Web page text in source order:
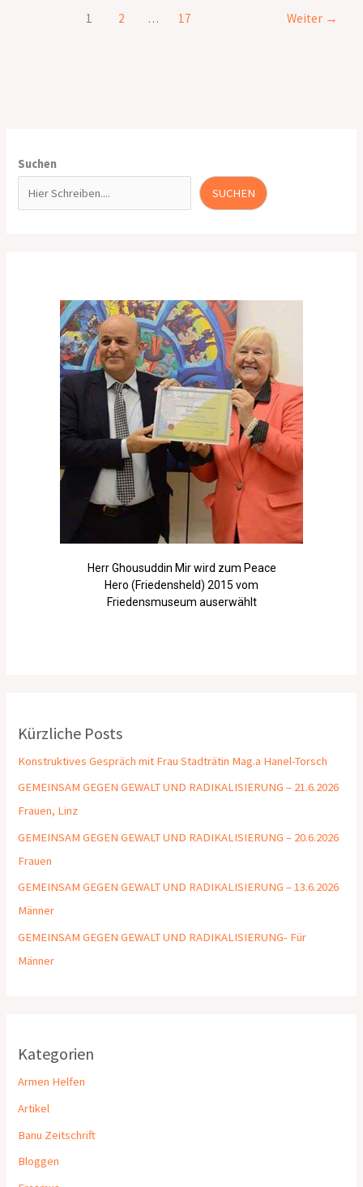
1 2 … 17 Weiter →
Suchen
SUCHEN
Herr Ghousuddin Mir wird zum Peace
Hero (Friedensheld) 2015 vom
Friedensmuseum auserwählt
Kürzliche Posts
Konstruktives Gespräch mit Frau Stadträtin Mag.a Hanel-Torsch
GEMEINSAM GEGEN GEWALT UND RADIKALISIERUNG – 21.6.2026
Frauen, Linz
GEMEINSAM GEGEN GEWALT UND RADIKALISIERUNG – 20.6.2026
Frauen
GEMEINSAM GEGEN GEWALT UND RADIKALISIERUNG – 13.6.2026
Männer
GEMEINSAM GEGEN GEWALT UND RADIKALISIERUNG- Für
Männer
Kategorien
Armen Helfen
Artikel
Banu Zeitschrift
Bloggen